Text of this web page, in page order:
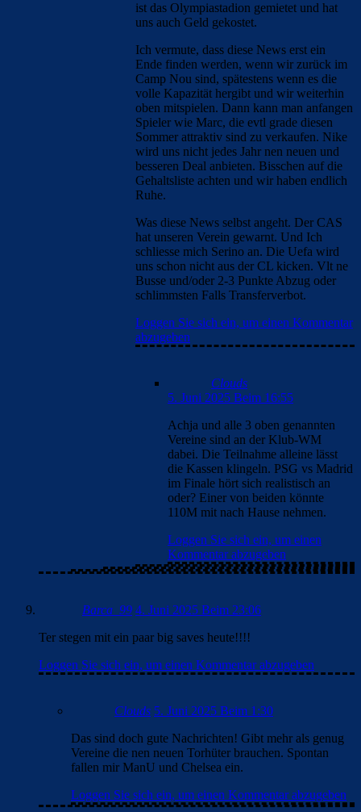
ist das Olympiastadion gemietet und hat
uns auch Geld gekostet.
Ich vermute, dass diese News erst ein
Ende finden werden, wenn wir zurück im
Camp Nou sind, spätestens wenn es die
volle Kapazität hergibt und wir weiterhin
oben mitspielen. Dann kann man anfangen
Spieler wie Marc, die evtl grade diesen
Sommer attraktiv sind zu verkaufen. Nike
wird uns nicht jedes Jahr nen neuen und
besseren Deal anbieten. Bisschen auf die
Gehaltsliste achten und wir haben endlich
Ruhe.
Was diese News selbst angeht. Der CAS
hat unseren Verein gewarnt. Und Ich
schliesse mich Serino an. Die Uefa wird
uns schon nicht aus der CL kicken. Vlt ne
Busse und/oder 2-3 Punkte Abzug oder
schlimmsten Falls Transferverbot.
Loggen Sie sich ein, um einen Kommentar
abzugeben
Clouds
5. Juni 2025 Beim 16:55
Achja und alle 3 oben genannten
Vereine sind an der Klub-WM
dabei. Die Teilnahme alleine lässt
die Kassen klingeln. PSG vs Madrid
im Finale hört sich realistisch an
oder? Einer von beiden könnte
110M mit nach Hause nehmen.
Loggen Sie sich ein, um einen
Kommentar abzugeben
Barca_99 4. Juni 2025 Beim 23:06
Ter stegen mit ein paar big saves heute!!!!
Loggen Sie sich ein, um einen Kommentar abzugeben
Clouds 5. Juni 2025 Beim 1:30
Das sind doch gute Nachrichten! Gibt mehr als genug
Vereine die nen neuen Torhüter brauchen. Spontan
fallen mir ManU und Chelsea ein.
Loggen Sie sich ein, um einen Kommentar abzugeben